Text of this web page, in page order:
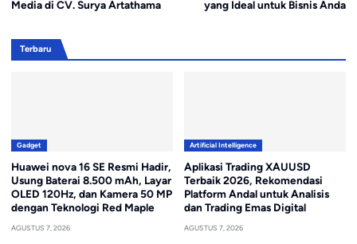
Media di CV. Surya Artathama
yang Ideal untuk Bisnis Anda
Terbaru
Gadget
Huawei nova 16 SE Resmi Hadir,
Usung Baterai 8.500 mAh, Layar
OLED 120Hz, dan Kamera 50 MP
dengan Teknologi Red Maple
AGUSTUS 7, 2026
Artificial Intelligence
Aplikasi Trading XAUUSD
Terbaik 2026, Rekomendasi
Platform Andal untuk Analisis
dan Trading Emas Digital
AGUSTUS 7, 2026